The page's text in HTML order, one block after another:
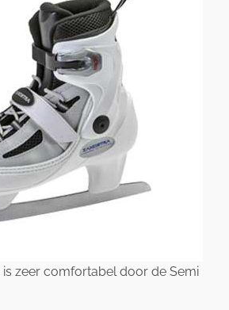
is zeer comfortabel door de Semi